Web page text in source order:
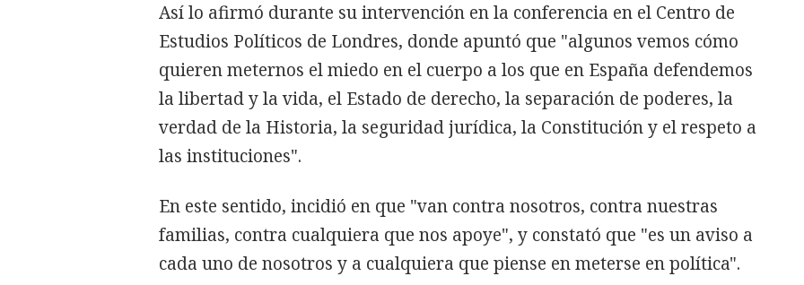
Así lo afirmó durante su intervención en la conferencia en el Centro de
Estudios Políticos de Londres, donde apuntó que "algunos vemos cómo
quieren meternos el miedo en el cuerpo a los que en España defendemos
la libertad y la vida, el Estado de derecho, la separación de poderes, la
verdad de la Historia, la seguridad jurídica, la Constitución y el respeto a
las instituciones".
En este sentido, incidió en que "van contra nosotros, contra nuestras
familias, contra cualquiera que nos apoye", y constató que "es un aviso a
cada uno de nosotros y a cualquiera que piense en meterse en política".